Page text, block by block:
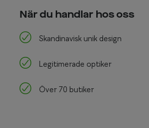
När du handlar hos oss
Skandinavisk unik design
Legitimerade optiker
Över 70 butiker